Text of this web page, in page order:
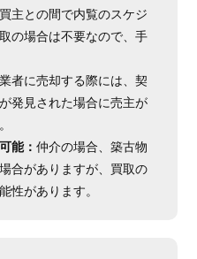
主との間で内覧のスケジ
の場合は不要なので、手
者に売却する際には、契
発見された場合に売主が
能：仲介の場合、築古物
合がありますが、買取の
性があります。